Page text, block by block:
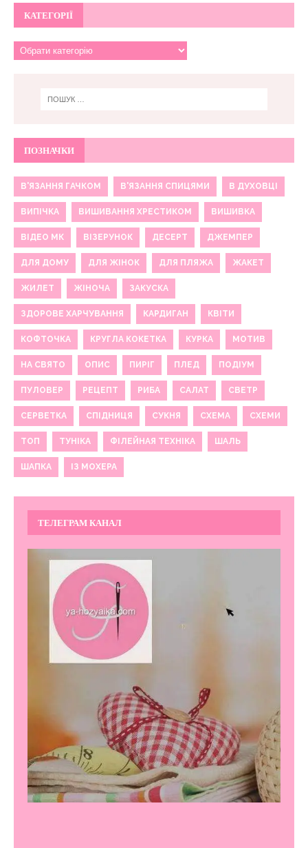
КАТЕГОРІЇ
ПОЗНАЧКИ
В'ЯЗАННЯ ГАЧКОМ В'ЯЗАННЯ СПИЦЯМИ В ДУХОВЦІ
ВИПІЧКА ВИШИВАННЯ ХРЕСТИКОМ ВИШИВКА
ВІДЕО МК ВІЗЕРУНОК ДЕСЕРТ ДЖЕМПЕР
ДЛЯ ДОМУ ДЛЯ ЖІНОК ДЛЯ ПЛЯЖА ЖАКЕТ
ЖИЛЕТ ЖІНОЧА ЗАКУСКА
ЗДОРОВЕ ХАРЧУВАННЯ КАРДИГАН КВІТИ
КОФТОЧКА КРУГЛА КОКЕТКА КУРКА МОТИВ
НА СВЯТО ОПИС ПИРІГ ПЛЕД ПОДІУМ
ПУЛОВЕР РЕЦЕПТ РИБА САЛАТ СВЕТР
СЕРВЕТКА СПІДНИЦЯ СУКНЯ СХЕМА СХЕМИ
ТОП ТУНІКА ФІЛЕЙНАЯ ТЕХНІКА ШАЛЬ
ШАПКА ІЗ МОХЕРА
ТЕЛЕГРАМ КАНАЛ